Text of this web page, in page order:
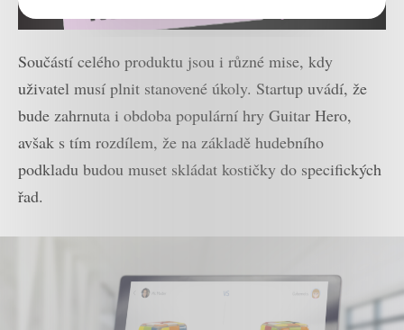
Součástí celého produktu jsou i různé mise, kdy
uživatel musí plnit stanovené úkoly. Startup uvádí, že
bude zahrnuta i obdoba populární hry Guitar Hero,
avšak s tím rozdílem, že na základě hudebního
podkladu budou muset skládat kostičky do specifických
řad.